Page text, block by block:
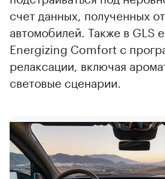
счет данных, полученных
автомобилей. Также в GLS
Energizing Comfort с
релаксации, включая
световые сценарии.